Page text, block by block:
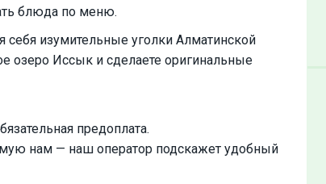
блюда по меню.
изумительные уголки Алматинской
озеро Иссык и сделаете оригинальные
предоплата.
нам — наш оператор подскажет удобный